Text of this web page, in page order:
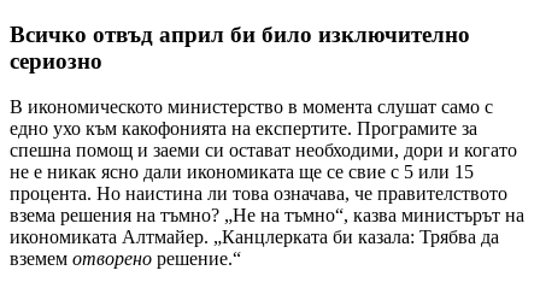
Всичко отвъд април би било изключително
сериозно
В икономическото министерство в момента слушат само с
едно ухо към какофонията на експертите. Програмите за
спешна помощ и заеми си остават необходими, дори и когато
не е никак ясно дали икономиката ще се свие с 5 или 15
процента. Но наистина ли това означава, че правителството
взема решения на тъмно? „Не на тъмно“, казва министърът на
икономиката Алтмайер. „Канцлерката би казала: Трябва да
вземем отворено решение.“